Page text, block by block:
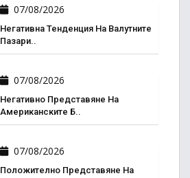
07/08/2026
Негативна Тенденция На Валутните
Пазари..
07/08/2026
Негативно Представяне На
Американските Б..
07/08/2026
Положително Представяне На